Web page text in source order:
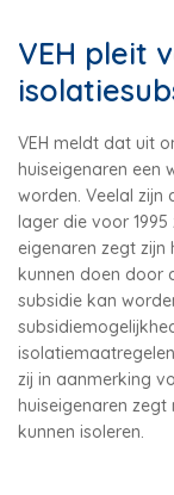
VEH pleit
VEH meldt dat uit
huiseigenaren een
worden. Veelal zijn
lager die voor
eigenaren zegt zijn
kunnen doen door
subsidie kan
zij in aanmerking
huiseigenaren
kunnen isoleren.